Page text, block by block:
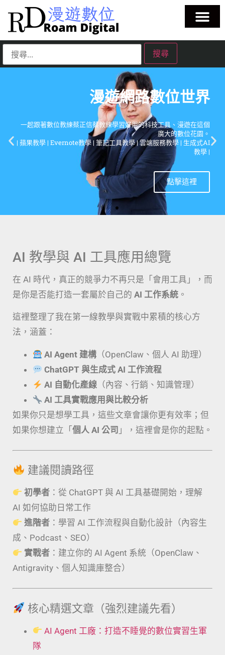
漫遊網路數位世界
一起跟著數位教練蔡正信蔡教練學習好用的科技工具、漫遊在這個
廣大的數位花園。
| 蘋果教學 | Evernote教學 | 筆記工具教學 | 雲端服務教學 | 生成式AI
教學 |
點擊這裡
AI 教學與 AI 工具應用總覽
在 AI 時代，真正的競爭力不再只是「會用工具」，而
是你是否能打造一套屬於自己的 AI 工作系統 。
這裡整理了我在第一線教學與實戰中累積的核心方
法，涵蓋：
AI Agent 建構 （OpenClaw、個人 AI 助理）
ChatGPT 與生成式 AI 工作流程
AI 自動化產線 （內容、行銷、知識管理）
AI 工具實戰應用與比較分析
如果你只是想學工具，這些文章會讓你更有效率；但
如果你想建立「 個人 AI 公司 」，這裡會是你的起點。
建議閱讀路徑
初學者 ：從 ChatGPT 與 AI 工具基礎開始，理解
AI 如何協助日常工作
進階者 ：學習 AI 工作流程與自動化設計（內容生
成、Podcast、SEO）
實戰者 ：建立你的 AI Agent 系統（OpenClaw、
Antigravity、個人知識庫整合）
核心精選文章（強烈建議先看）
AI Agent 工廠：打造不睡覺的數位實習生軍
隊